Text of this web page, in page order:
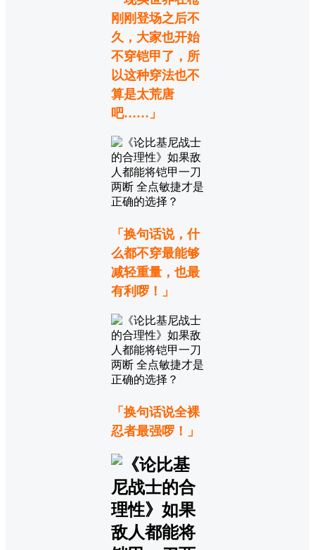
刚刚登场之后不
久，大家也开始
不穿铠甲了，所
以这种穿法也不
算是太荒唐
吧……」
「换句话说，什
么都不穿最能够
减轻重量，也最
有利啰！」
「换句话说全裸
忍者最强啰！」